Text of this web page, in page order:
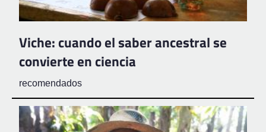
Viche: cuando el saber ancestral se
convierte en ciencia
recomendados